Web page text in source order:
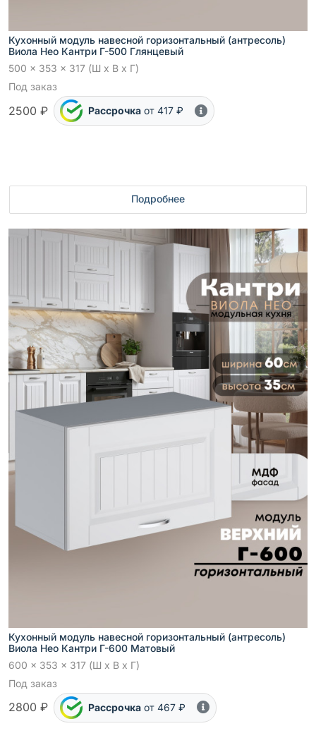
Кухонный модуль навесной горизонтальный (антресоль)
Виола Нео Кантри Г-500 Глянцевый
500 x 353 x 317 (Ш x В x Г)
Под заказ
2500 ₽ Рассрочка от 417 ₽
Подробнее
Кухонный модуль навесной горизонтальный (антресоль)
Виола Нео Кантри Г-600 Матовый
600 x 353 x 317 (Ш x В x Г)
Под заказ
2800 ₽ Рассрочка от 467 ₽